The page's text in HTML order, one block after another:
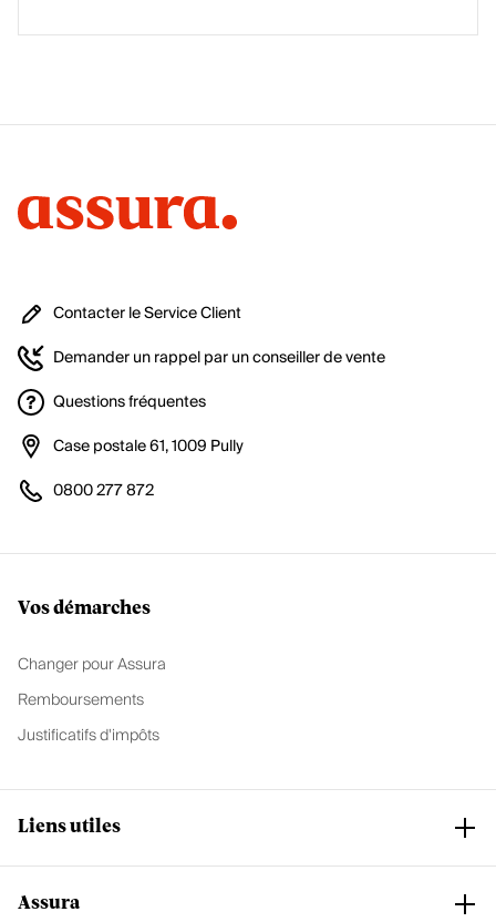
Contacter le Service Client
Demander un rappel par un conseiller de vente
Questions fréquentes
Case postale 61, 1009 Pully
0800 277 872
Vos démarches
Changer pour Assura
Remboursements
Justificatifs d'impôts
Liens utiles
Assura